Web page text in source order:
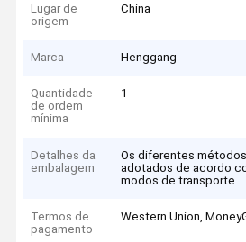
Lugar de
origem
China
Marca Henggang
Quantidade
de ordem
mínima
1
Detalhes da
embalagem
Os diferentes
adotados de acordo
modos de transporte.
Termos de
pagamento
Western Union,